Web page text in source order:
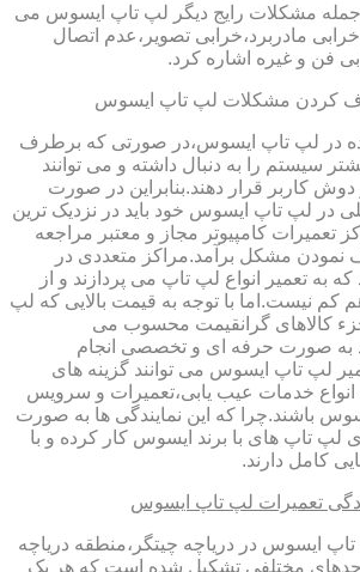
جمله مشکلات رایج دیگر لپ تاپ ایسوس می
مادربرد،خرابی تصویر،عدم اتصال
فن و غیره اشاره کرد.
کردن مشکلات لپ تاپ ایسوس
در لپ تاپ ایسوس،در صورتی که برطرف
سیستم را به دنبال داشته و می توانند
دوش کاربر قرار دهند.بنابراین در صورت
در لپ تاپ ایسوس خود باید در نزدیک ترین
تعمیرات کامپیوتر مجاز و معتبر مراجعه
مشکل برآمد.مراکز متعددی در
به تعمیر انواع لپ تاپ می پردازند و از
کم نیست.اما با توجه به قیمت بالایی که لپ
جزء کالاهای گرانقیمت محسوب می
به صورت حرفه ای و تخصصی انجام
لپ تاپ ایسوس می توانند گزینه های
خدمات عیب یابی،تعمیرات و سرویس
باشند.چرا که این نمایندگی ها به صورت
تاپ های با برند ایسوس کار کرده و با
کامل دارند.
تعمیرات لپ تاپ ایسوس
تاپ ایسوس در دریاچه چیتگر،منطقه دریاچه
مختلفی تشکیل شده است که هر یک